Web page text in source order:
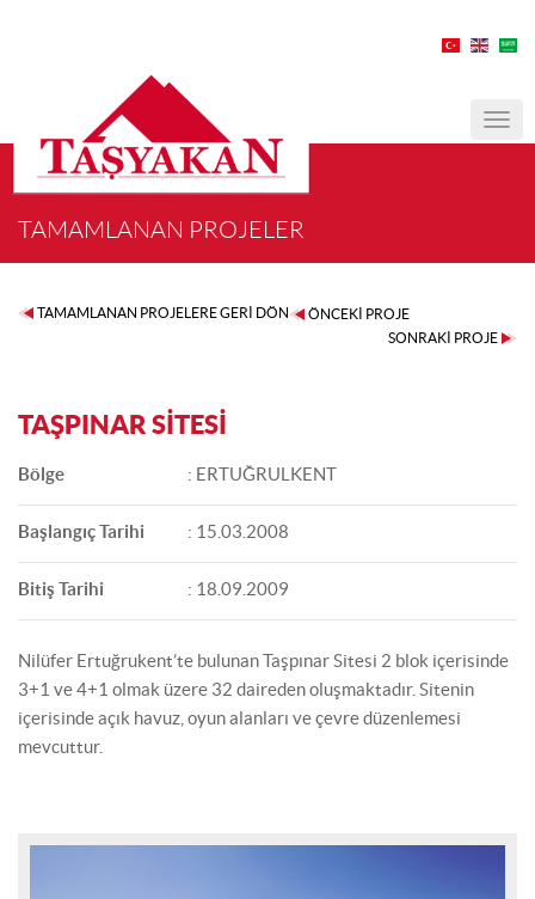
TAMAMLANAN PROJELER
TAMAMLANAN PROJELERE GERİ DÖN
ÖNCEKİ PROJE
SONRAKİ PROJE
TAŞPINAR SİTESİ
Bölge : ERTUĞRULKENT
Başlangıç Tarihi : 15.03.2008
Bitiş Tarihi : 18.09.2009
Nilüfer Ertuğrukent’te bulunan Taşpınar Sitesi 2 blok içerisinde
3+1 ve 4+1 olmak üzere 32 daireden oluşmaktadır. Sitenin
içerisinde açık havuz, oyun alanları ve çevre düzenlemesi
mevcuttur.